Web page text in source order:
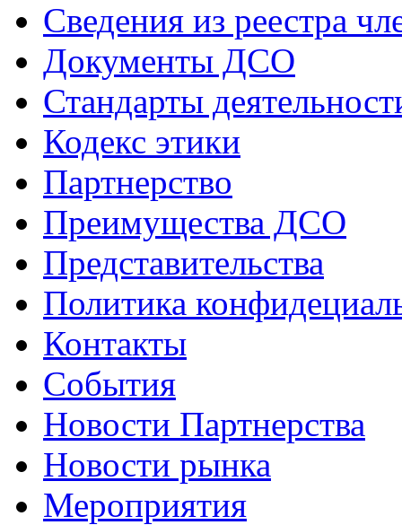
Сведения из реестра
Документы ДСО
Стандарты
Кодекс этики
Партнерство
Преимущества ДСО
Представительства
Политика
Контакты
События
Новости Партнерства
Новости рынка
Мероприятия